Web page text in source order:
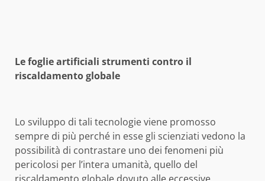
Le foglie artificiali strumenti contro il
riscaldamento globale
Lo sviluppo di tali tecnologie viene promosso
sempre di più perché in esse gli scienziati vedono la
possibilità di contrastare uno dei fenomeni più
pericolosi per l’intera umanità, quello del